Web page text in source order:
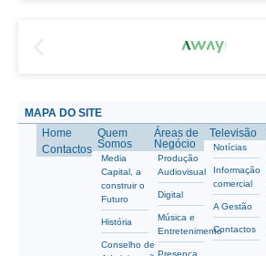
MAPA DO SITE
Home
Contactos
Quem
Somos
Media
Capital, a
construir o
Futuro
História
Conselho de
Áreas de
Negócio
Produção
Audiovisual
Digital
Música e
Entretenimento
Presença
Televisão
Notícias
Informação
comercial
A Gestão
Contactos